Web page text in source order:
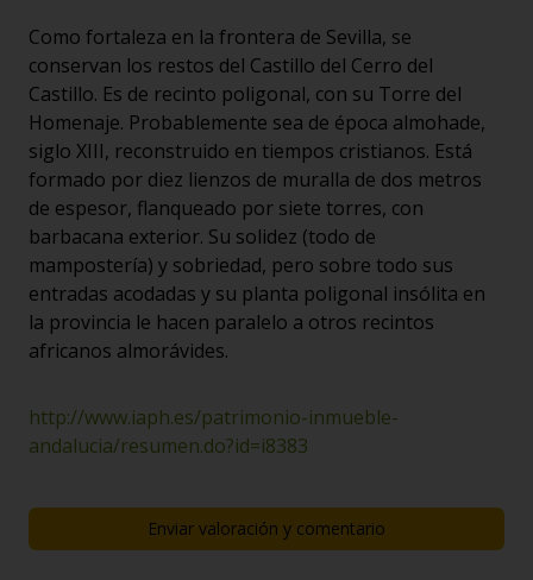
Como fortaleza en la frontera de Sevilla, se
conservan los restos del Castillo del Cerro del
Castillo. Es de recinto poligonal, con su Torre del
Homenaje. Probablemente sea de época almohade,
siglo XIII, reconstruido en tiempos cristianos. Está
formado por diez lienzos de muralla de dos metros
de espesor, flanqueado por siete torres, con
barbacana exterior. Su solidez (todo de
mampostería) y sobriedad, pero sobre todo sus
entradas acodadas y su planta poligonal insólita en
la provincia le hacen paralelo a otros recintos
africanos almorávides.
http://www.iaph.es/patrimonio-inmueble-
andalucia/resumen.do?id=i8383
Enviar valoración y comentario